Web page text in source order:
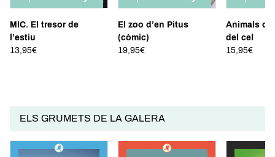
SABER-NE MÉS
MIC. El tresor de
l’estiu
13,95€
SABER-NE MÉS
El zoo d’en Pitus
(còmic)
19,95€
SABER-
Animals
del cel
15,95€
ELS GRUMETS DE LA GALERA